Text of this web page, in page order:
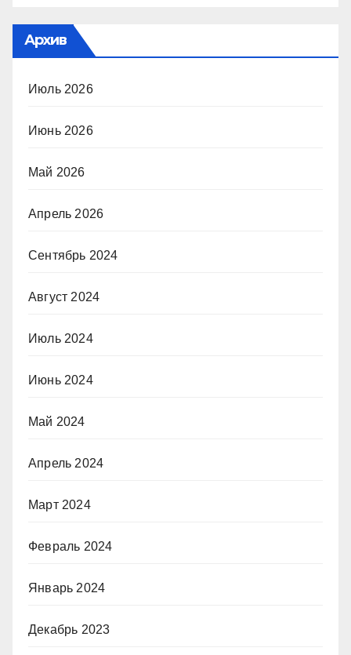
Архив
Июль 2026
Июнь 2026
Май 2026
Апрель 2026
Сентябрь 2024
Август 2024
Июль 2024
Июнь 2024
Май 2024
Апрель 2024
Март 2024
Февраль 2024
Январь 2024
Декабрь 2023